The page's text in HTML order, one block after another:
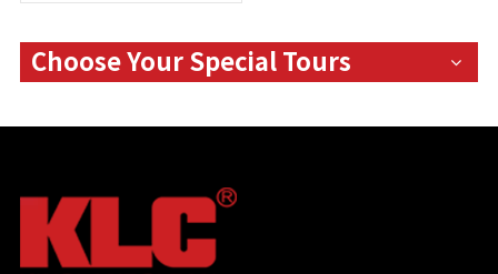
Choose Your Special Tours